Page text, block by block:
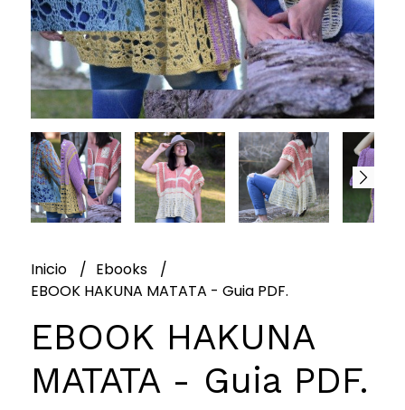
Inicio
Ebooks
EBOOK HAKUNA MATATA - Guia PDF.
EBOOK HAKUNA
MATATA - Guia PDF.